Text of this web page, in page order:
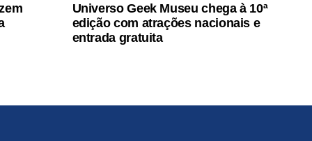
Universo Geek Museu chega à 10ª
edição com atrações nacionais e
entrada gratuita